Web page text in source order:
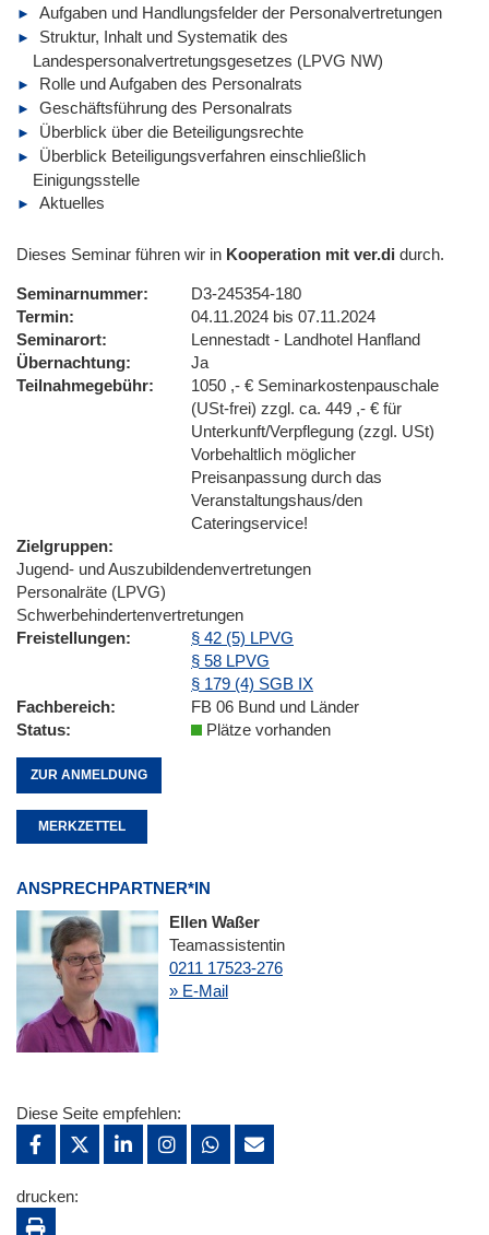
Aufgaben und Handlungsfelder der Personalvertretungen
Struktur, Inhalt und Systematik des
Landespersonalvertretungsgesetzes (LPVG NW)
Rolle und Aufgaben des Personalrats
Geschäftsführung des Personalrats
Überblick über die Beteiligungsrechte
Überblick Beteiligungsverfahren einschließlich
Einigungsstelle
Aktuelles
Dieses Seminar führen wir in Kooperation mit ver.di durch.
Seminarnummer
D3-245354-180
Termin
04.11.2024 bis 07.11.2024
Seminarort
Lennestadt - Landhotel Hanfland
Übernachtung
Ja
Teilnahmegebühr
1050 ,- € Seminarkostenpauschale
(USt-frei) zzgl. ca. 449 ,- € für
Unterkunft/Verpflegung (zzgl. USt)
Vorbehaltlich möglicher
Preisanpassung durch das
Veranstaltungshaus/den
Cateringservice!
Zielgruppen
Jugend- und Auszubildendenvertretungen
Personalräte (LPVG)
Schwerbehindertenvertretungen
Freistellungen
§ 42 (5) LPVG
§ 58 LPVG
§ 179 (4) SGB IX
Fachbereich
FB 06 Bund und Länder
Status
Plätze vorhanden
ZUR ANMELDUNG
MERKZETTEL
ANSPRECHPARTNER*IN
Ellen Waßer
Teamassistentin
0211 17523-276
» E-Mail
Diese Seite empfehlen:
drucken: